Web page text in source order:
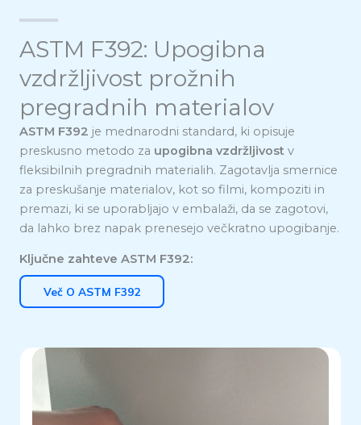
ASTM F392: Upogibna
vzdržljivost prožnih
pregradnih materialov
ASTM F392 je mednarodni standard, ki opisuje
preskusno metodo za upogibna vzdržljivost v
fleksibilnih pregradnih materialih. Zagotavlja smernice
za preskušanje materialov, kot so filmi, kompoziti in
premazi, ki se uporabljajo v embalaži, da se zagotovi,
da lahko brez napak prenesejo večkratno upogibanje.
Ključne zahteve ASTM F392:
Več O ASTM F392